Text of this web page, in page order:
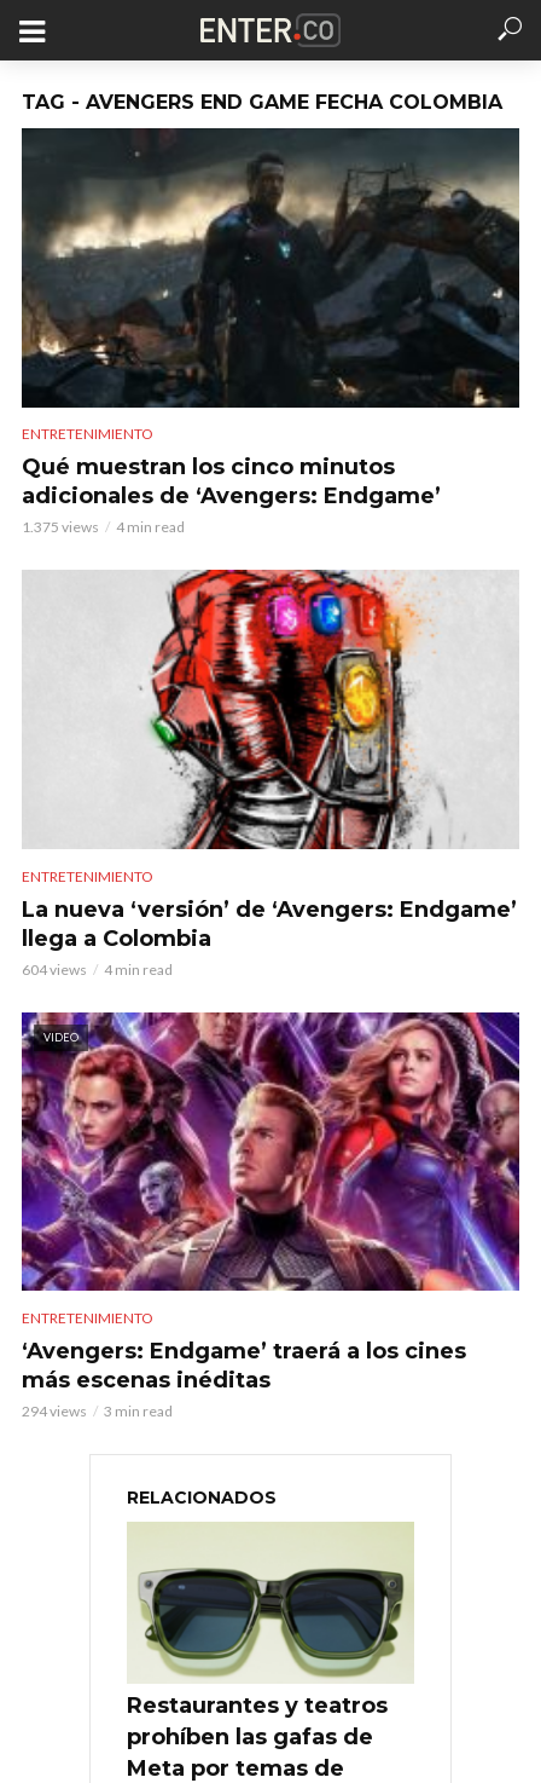
TAG - AVENGERS END GAME FECHA COLOMBIA
ENTRETENIMIENTO
Qué muestran los cinco minutos
adicionales de ‘Avengers: Endgame’
1.375 views 4 min read
ENTRETENIMIENTO
La nueva ‘versión’ de ‘Avengers: Endgame’
llega a Colombia
604 views 4 min read
VIDEO
ENTRETENIMIENTO
‘Avengers: Endgame’ traerá a los cines
más escenas inéditas
294 views 3 min read
RELACIONADOS
Restaurantes y teatros
prohíben las gafas de
Meta por temas de